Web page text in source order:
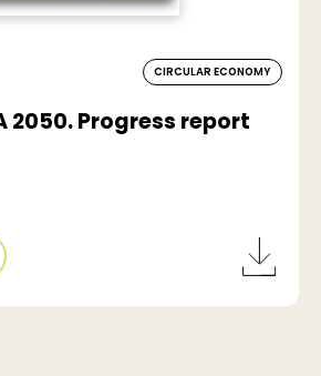
CIRCULAR ECONOMY
2050. Progress report